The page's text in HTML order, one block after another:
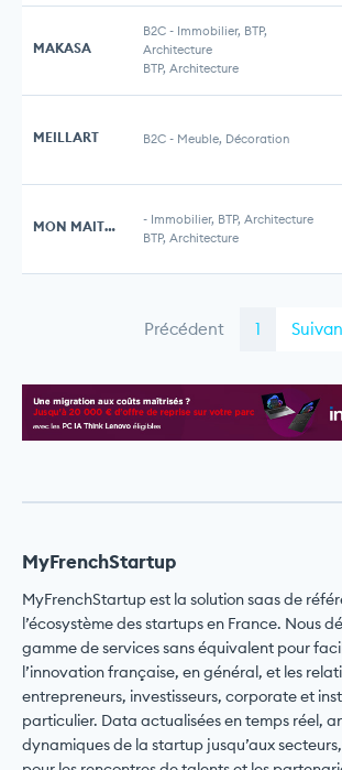
MAKASA
B2C - Immobilier, BTP,
Architecture
BTP, Architecture
MEILLART B2C - Meuble, Décoration
MON MAITRE CARRE - Immobilier, BTP, Architecture
BTP, Architecture
Précédent 1
MyFrenchStartup
MyFrenchStartup est la solution saas de
l’écosystème des startups en France. Nous
gamme de services sans équivalent pour
l’innovation française, en général, et les
entrepreneurs, investisseurs, corporate et
particulier. Data actualisées en temps réel,
dynamiques de la startup jusqu’aux